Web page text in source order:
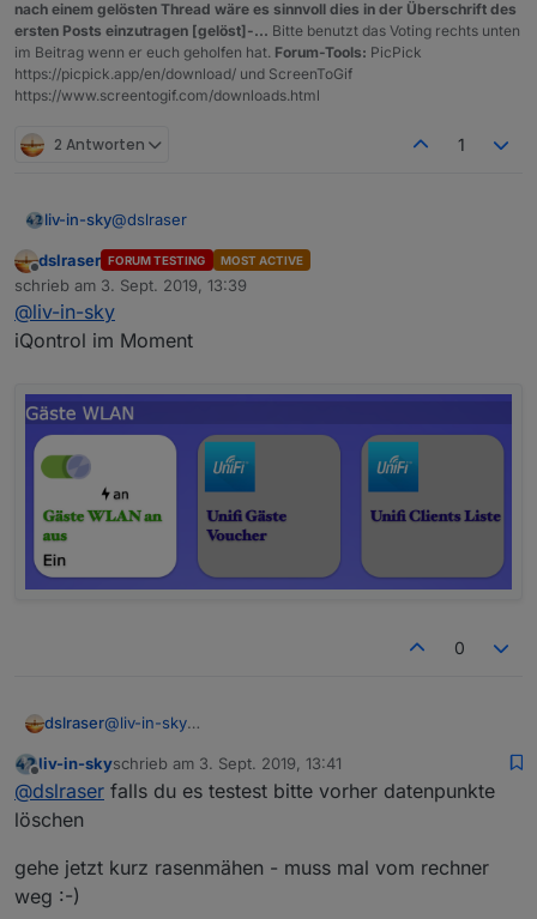
nach einem gelösten Thread wäre es sinnvoll dies in der Überschrift des
ersten Posts einzutragen [gelöst]-... Bitte benutzt das Voting rechts unten
im Beitrag wenn er euch geholfen hat. Forum-Tools: PicPick
https://picpick.app/en/download/ und ScreenToGif
https://www.screentogif.com/downloads.html
2 Antworten 1
liv-in-sky@dslraser
das neuste script
Spoiler
bitte testen - viele änderungen
werd mir das anwesenheitsspiel noch näher ansehen
- aber wenn alles funktioniert sollte das so klappen
Offline
dslraser FORUM TESTING MOST ACTIVE
schrieb am 3. Sept. 2019, 13:39
zuletzt editiert von
@liv-in-sky
iQontrol im Moment
0
dslraser@liv-in-sky
Offline
liv-in-skyschrieb am 3. Sept. 2019, 13:41
zuletzt editiert von
@dslraser falls du es testest bitte vorher datenpunkte
löschen
gehe jetzt kurz rasenmähen - muss mal vom rechner
weg :-)